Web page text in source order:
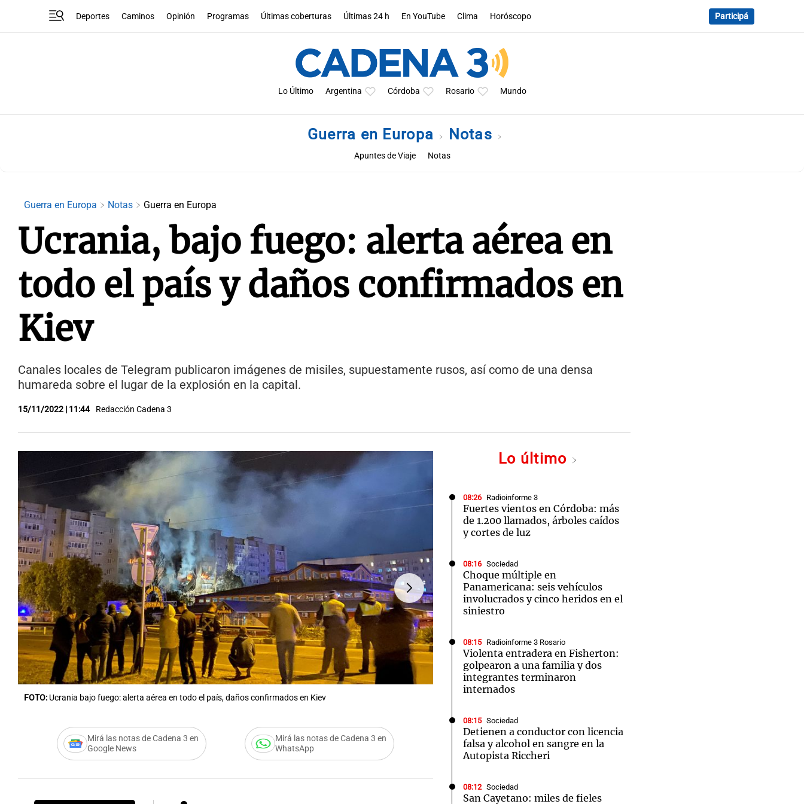
Deportes Caminos Opinión Programas Últimas coberturas Últimas 24 h En YouTube Clima Horóscopo Participá
Lo Último Argentina Córdoba Rosario Mundo
Guerra en Europa Notas
Apuntes de Viaje Notas
Guerra en Europa Notas Guerra en Europa
Ucrania, bajo fuego: alerta aérea en
todo el país y daños confirmados en
Kiev
Canales locales de Telegram publicaron imágenes de misiles, supuestamente rusos, así como de una densa
humareda sobre el lugar de la explosión en la capital.
15/11/2022 | 11:44 Redacción Cadena 3
FOTO: Ucrania bajo fuego: alerta aérea en todo el país, daños confirmados en Kiev
Mirá las notas de Cadena 3 en
Google News
Mirá las notas de Cadena 3 en
WhatsApp
Lo último
08:26 Radioinforme 3
Fuertes vientos en Córdoba: más
de 1.200 llamados, árboles caídos
y cortes de luz
08:16 Sociedad
Choque múltiple en
Panamericana: seis vehículos
involucrados y cinco heridos en el
siniestro
08:15 Radioinforme 3 Rosario
Violenta entradera en Fisherton:
golpearon a una familia y dos
integrantes terminaron
internados
08:15 Sociedad
Detienen a conductor con licencia
falsa y alcohol en sangre en la
Autopista Riccheri
08:12 Sociedad
San Cayetano: miles de fieles
Notas
Editorial
Notas
Mundial 2026
Notas
La Sole en Cadena 3
Notas
El huracán de Arequito Cadena 3 en Groenlandia